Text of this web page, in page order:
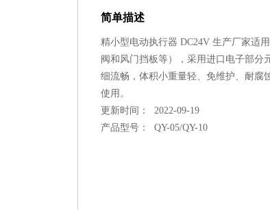
简单描述
精小型电动执行器 DC24V 生产厂家适
阀和风门挡板等），采用进口电子部分
细流畅，体积小重量轻、免维护、耐腐
使用。
更新时间： 2022-09-19
产品型号：QY-05/QY-10